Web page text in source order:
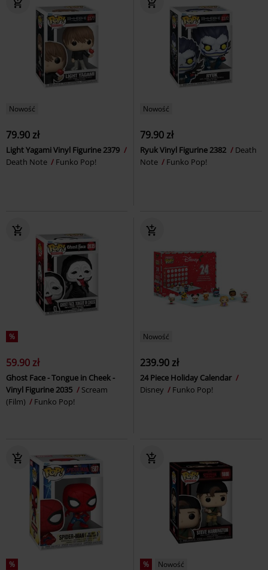
Nowość
79.90 zł
Light Yagami Vinyl Figurine 2379
Death Note
Funko Pop!
Nowość
79.90 zł
Ryuk Vinyl Figurine 2382
Death
Note
Funko Pop!
%
59.90 zł
Ghost Face - Tongue in Cheek -
Vinyl Figurine 2035
Scream
(Film)
Funko Pop!
Nowość
239.90 zł
24 Piece Holiday Calendar
Disney
Funko Pop!
% % Nowość